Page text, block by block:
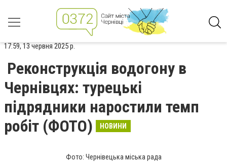
17:59, 13 червня 2025 р.
Реконструкція водогону в
Чернівцях: турецькі
підрядники наростили темп
робіт (ФОТО)
НОВИНИ
Фото: Чернівецька міська рада